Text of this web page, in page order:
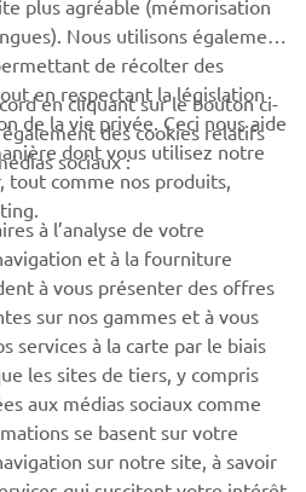
les dernières offres, les événements
plus encore
plus agréable (mémorisation
Nous utilisons également
de récolter des
en respectant la législation
de la vie privée. Ceci nous aide
dont vous utilisez notre
tout comme nos produits,
en cliquant sur le bouton ci-
des cookies relatifs
sociaux :
à l’analyse de votre
et à la fourniture
à vous présenter des offres
sur nos gammes et à vous
services à la carte par le biais
les sites de tiers, y compris
aux médias sociaux comme
se basent sur votre
sur notre site, à savoir